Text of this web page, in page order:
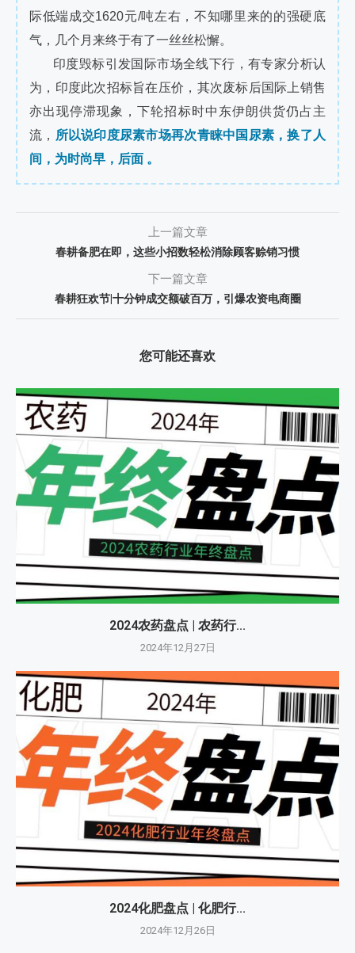
际低端成交1620元/吨左右，不知哪里来的的强硬底
气，几个月来终于有了一丝丝松懈。
印度毁标引发国际市场全线下行，有专家分析认
为，印度此次招标旨在压价，其次废标后国际上销售
亦出现停滞现象，下轮招标时中东伊朗供货仍占主
流， 所以说印度尿素市场再次青睐中国尿素，换了人
间，为时尚早，后面 。
上一篇文章
春耕备肥在即，这些小招数轻松消除顾客赊销习惯
下一篇文章
春耕狂欢节|十分钟成交额破百万，引爆农资电商圈
您可能还喜欢
2024农药盘点 | 农药行...
2024年12月27日
2024化肥盘点 | 化肥行...
2024年12月26日